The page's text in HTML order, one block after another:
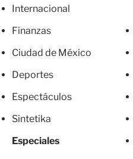
Internacional
Finanzas
Ciudad de México
Deportes
Espectáculos
Sintetika
Especiales